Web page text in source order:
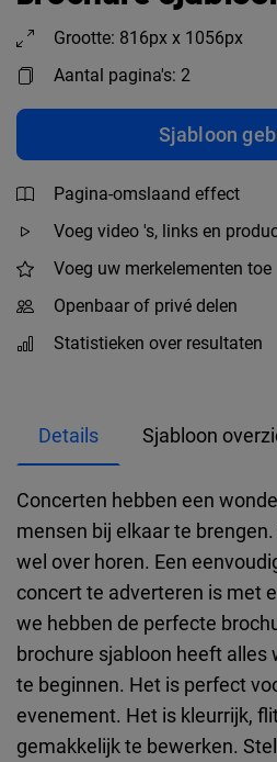
Grootte: 816px x 1056px
Aantal pagina's: 2
Sjabloon
Pagina-omslaand effect
Voeg video 's, links en
Voeg uw merkelementen toe
Openbaar of privé delen
Statistieken over resultaten
Details Sjabloon
Concerten hebben een
mensen bij elkaar te
wel over horen. Een
concert te adverteren is met
we hebben de perfecte
brochure sjabloon heeft alles
te beginnen. Het is perfect
evenement. Het is kleurrijk,
gemakkelijk te bewerken.